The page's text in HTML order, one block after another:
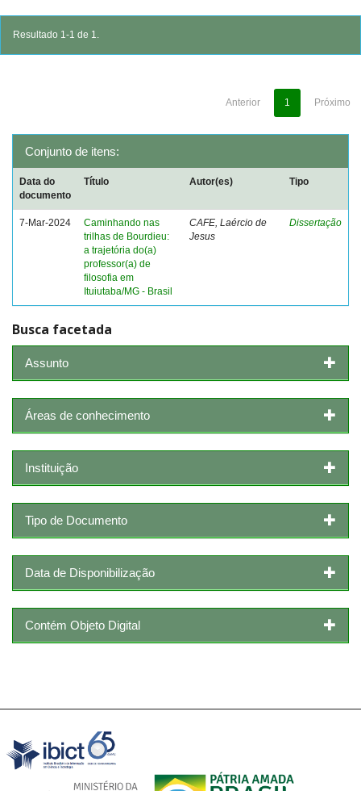
Resultado 1-1 de 1.
Anterior 1 Próximo
Conjunto de itens:
Data do
documento
Título Autor(es) Tipo
7-Mar-2024
Caminhando nas
trilhas de Bourdieu:
a trajetória do(a)
professor(a) de
filosofia em
Ituiutaba/MG - Brasil
CAFE, Laércio de
Jesus
Dissertação
Busca facetada
Assunto
Áreas de conhecimento
Instituição
Tipo de Documento
Data de Disponibilização
Contém Objeto Digital